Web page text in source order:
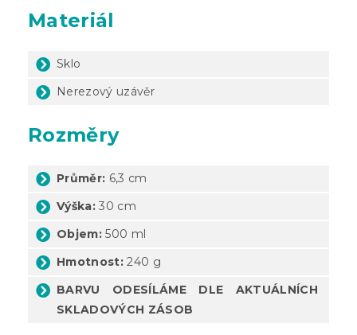
Materiál
Sklo
Nerezový uzávěr
Rozměry
Průměr: 6,3 cm
Výška:30 cm
Objem:500 ml
Hmotnost: 240 g
BARVU ODESÍLÁME DLE AKTUÁLNÍCH
SKLADOVÝCH ZÁSOB